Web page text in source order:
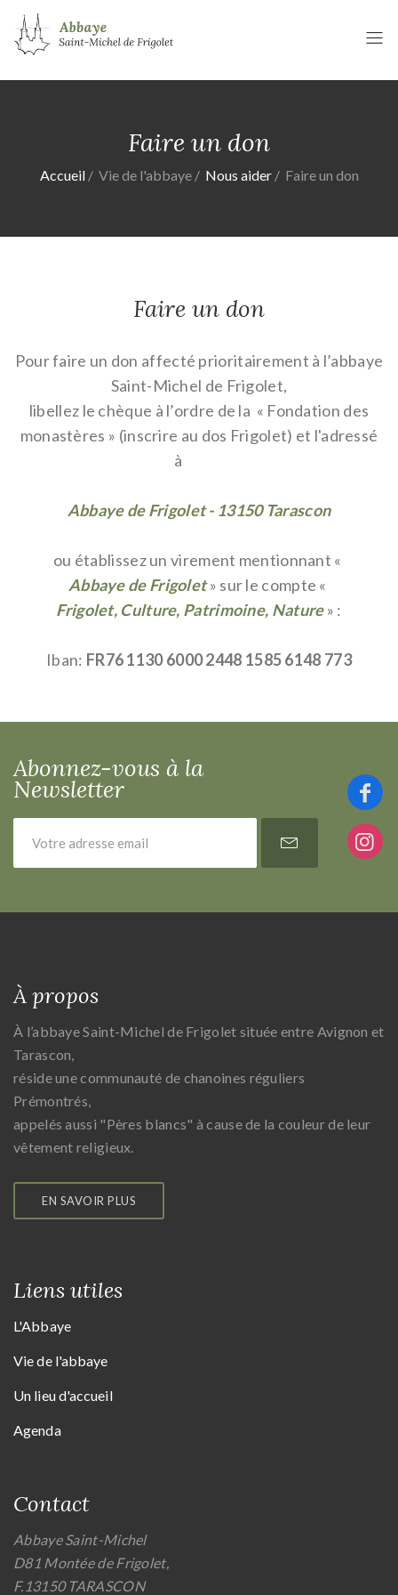
Faire un don
Accueil Vie de l'abbaye Nous aider Faire un don
Faire un don
Pour faire un don affecté prioritairement à l’abbaye
Saint-Michel de Frigolet,
libellez le chèque à l’ordre de la « Fondation des
monastères » (inscrire au dos Frigolet) et l'adressé
à
Abbaye de Frigolet - 13150 Tarascon
ou établissez un virement mentionnant «
Abbaye de Frigolet » sur le compte «
Frigolet, Culture, Patrimoine, Nature» :
Iban: FR76 1130 6000 2448 1585 6148 773
Abonnez-vous à la
Newsletter
À propos
À l’abbaye Saint-Michel de Frigolet située entre Avignon et
Tarascon,
réside une communauté de chanoines réguliers
Prémontrés,
appelés aussi "Pères blancs" à cause de la couleur de leur
vêtement religieux.
EN SAVOIR PLUS
Liens utiles
L'Abbaye
Vie de l'abbaye
Un lieu d'accueil
Agenda
Contact
Abbaye Saint-Michel
D81 Montée de Frigolet,
F.13150 TARASCON